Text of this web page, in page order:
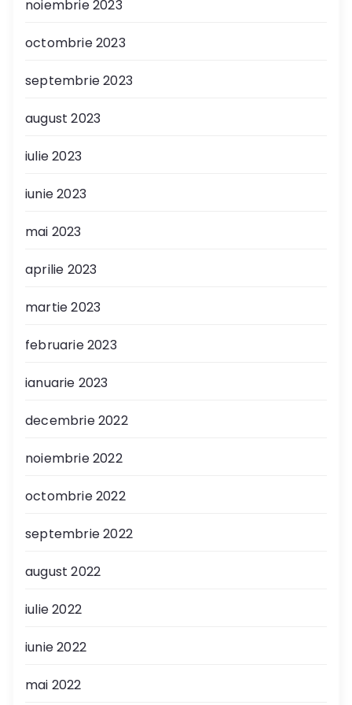
noiembrie 2023
octombrie 2023
septembrie 2023
august 2023
iulie 2023
iunie 2023
mai 2023
aprilie 2023
martie 2023
februarie 2023
ianuarie 2023
decembrie 2022
noiembrie 2022
octombrie 2022
septembrie 2022
august 2022
iulie 2022
iunie 2022
mai 2022